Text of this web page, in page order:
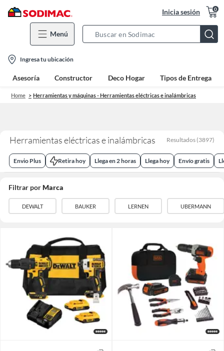
Inicia sesión 0
Menú
Bar
location-
icon
Ingresa tu ubicación
Asesoría Constructor Deco Hogar Tipos de Entrega
Home Herramientas y máquinas - Herramientas eléctricas e inalámbricas
Herramientas eléctricas e inalámbricas Resultados (3897)
Envio Plus Retira hoy Llega en 2 horas Llega hoy Envío gratis
Filtrar porMarca
DEWALT BAUKER LERNEN UBERMANN